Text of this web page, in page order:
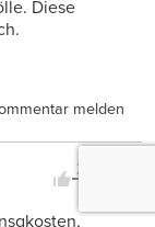
Diese
melden
23